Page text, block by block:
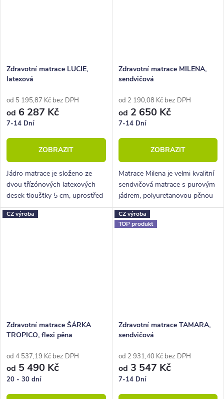
Zdravotní matrace LUCIE,
latexová
od 5 195,87 Kč bez DPH
od 6 287 Kč
7-14 Dní
ZOBRAZIT
Jádro matrace je složeno ze
dvou třízónových latexových
desek tloušťky 5 cm, uprostřed
zpevněných 5 cm purového
jádra.
Zdravotní matrace MILENA,
sendvičová
od 2 190,08 Kč bez DPH
od 2 650 Kč
7-14 Dní
ZOBRAZIT
Matrace Milena je velmi kvalitní
sendvičová matrace s purovým
jádrem, polyuretanovou pěnou
z obou stran a bavlněným
proševem.
CZ výroba
Zdravotní matrace ŠÁRKA
TROPICO, flexi pěna
od 4 537,19 Kč bez DPH
od 5 490 Kč
20 - 30 dní
CZ výroba
TOP produkt
Zdravotní matrace TAMARA,
sendvičová
od 2 931,40 Kč bez DPH
od 3 547 Kč
7-14 Dní